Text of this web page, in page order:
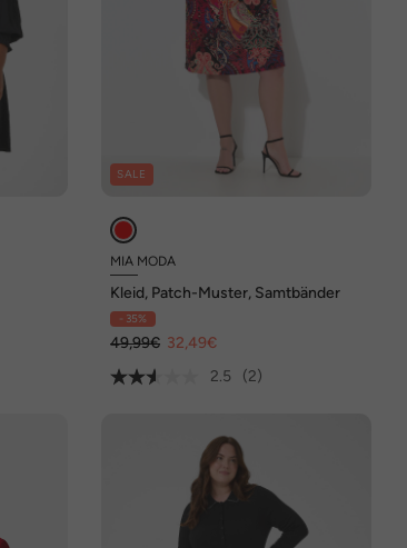
SALE
MIA MODA
Kleid, Patch-Muster, Samtbänder
- 35%
49,99€ 32,49€
2.5
(2)